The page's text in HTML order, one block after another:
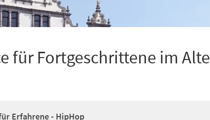
für Fortgeschrittene im
Erfahrene - HipHop